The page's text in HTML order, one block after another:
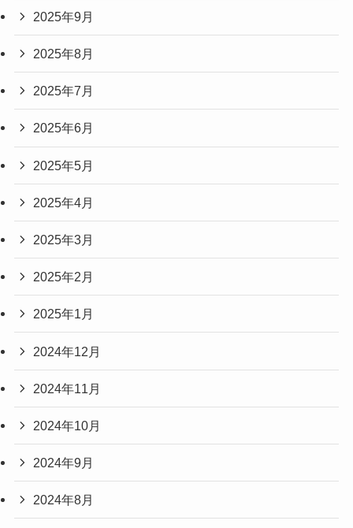
2025年9月
2025年8月
2025年7月
2025年6月
2025年5月
2025年4月
2025年3月
2025年2月
2025年1月
2024年12月
2024年11月
2024年10月
2024年9月
2024年8月